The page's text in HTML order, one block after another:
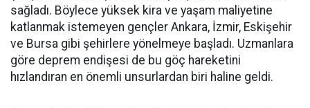
sağladı. Böylece yüksek kira ve yaşam maliyetine
katlanmak istemeyen gençler Ankara, İzmir, Eskişehir
ve Bursa gibi şehirlere yönelmeye başladı. Uzmanlara
göre deprem endişesi de bu göç hareketini
hızlandıran en önemli unsurlardan biri haline geldi.